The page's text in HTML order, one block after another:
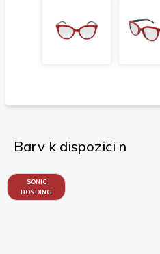
Barv k dispozici n
SONIC
BONDING
RED